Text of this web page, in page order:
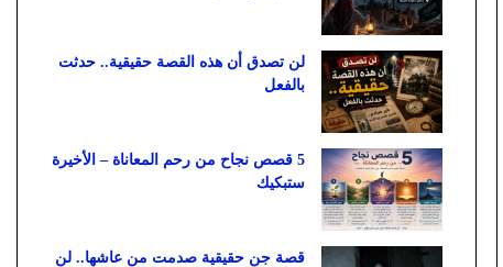
لن تصدق أن هذه القصة حقيقية.. حدثت
بالفعل
5 قصص نجاح من رحم المعاناة – الأخيرة
ستبكيك
قصة جن حقيقية صدمت من عاشها.. لن